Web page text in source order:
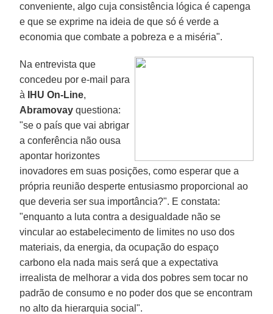
conveniente, algo cuja consistência lógica é capenga
e que se exprime na ideia de que só é verde a
economia que combate a pobreza e a miséria".
Na entrevista que
concedeu por e-mail para
à
IHU On-Line,
Abramovayquestiona:
"se o país que vai abrigar
a conferência não ousa
apontar horizontes
inovadores em suas posições, como esperar que a
própria reunião desperte entusiasmo proporcional ao
que deveria ser sua importância?". E constata:
"enquanto a luta contra a desigualdade não se
vincular ao estabelecimento de limites no uso dos
materiais, da energia, da ocupação do espaço
carbono ela nada mais será que a expectativa
irrealista de melhorar a vida dos pobres sem tocar no
padrão de consumo e no poder dos que se encontram
no alto da hierarquia social".